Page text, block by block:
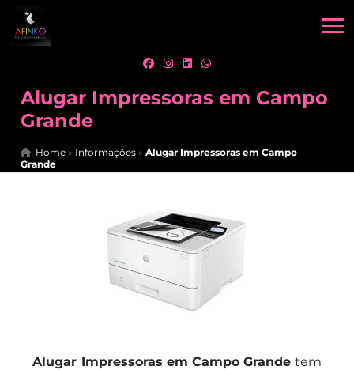
Alugar Impressoras em Campo
Grande
Home » Informações »Alugar Impressoras em Campo
Grande
Alugar Impressoras em Campo Grande tem